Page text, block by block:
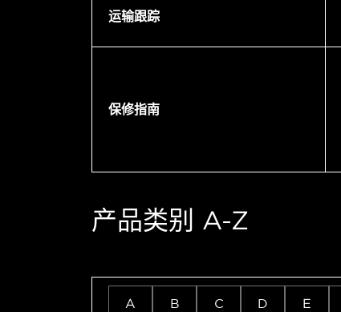
运输跟踪
保修指南
产品类别 A-Z
A B C D E